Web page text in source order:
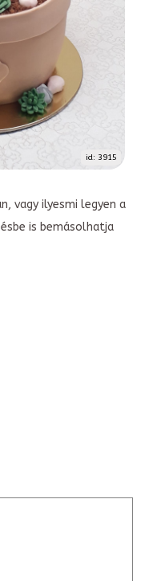
id: 3915
vagy ilyesmi legyen a
is bemásolhatja